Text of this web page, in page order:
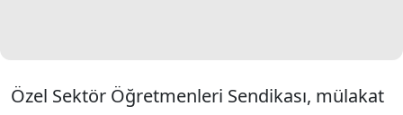
Özel Sektör Öğretmenleri Sendikası, mülakat